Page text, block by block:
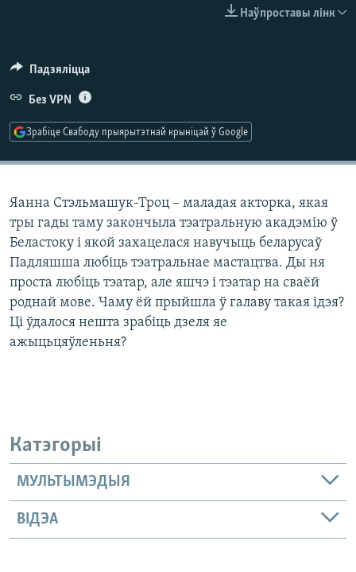
Наўпроставы лінк
Падзяліцца
Без VPN
Зрабіце Свабоду прыярытэтнай крыніцай ў Google
Яанна Стэльмашук-Троц – маладая акторка, якая
тры гады таму закончыла тэатральную акадэмію ў
Беластоку і якой захацелася навучыць беларусаў
Падляшша любіць тэатральнае мастацтва. Ды ня
проста любіць тэатар, але яшчэ і тэатар на сваёй
роднай мове. Чаму ёй прыйшла ў галаву такая ідэя?
Ці ўдалося нешта зрабіць дзеля яе
ажыцьцяўленьня?
Катэгорыі
МУЛЬТЫМЭДЫЯ
ВІДЭА